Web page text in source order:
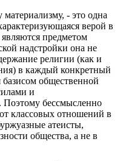
материализму, - это одна
верой в
предметом
надстройки она не
религии (как и
в каждый конкретный
базисом общественной
и
бессмысленно
классовых отношений в
атеисты,
общества, а не в